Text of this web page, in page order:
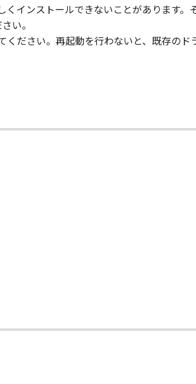
ンのライセンサーに帰属します。
ソフトウェア」の全部または一部を、直
ノンのライセンサーは、お客様による「
バグの修正あるいはサポートを行うこと
ノンのライセンサー、キヤノンの子会社、
して、商品性および特定の目的への適合
らの販売代理店または販売店のいずれも、
派生的または付随的な損害を含むがこれ
負わないものとします。たとえ、キヤノ
らの販売代理店または販売店のいずれも、
インストールできないことがあります。
い。
ださい。再起動を行わないと、既存のド